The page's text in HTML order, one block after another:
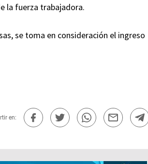
la fuerza trabajadora.
se toma en consideración el ingreso
en: